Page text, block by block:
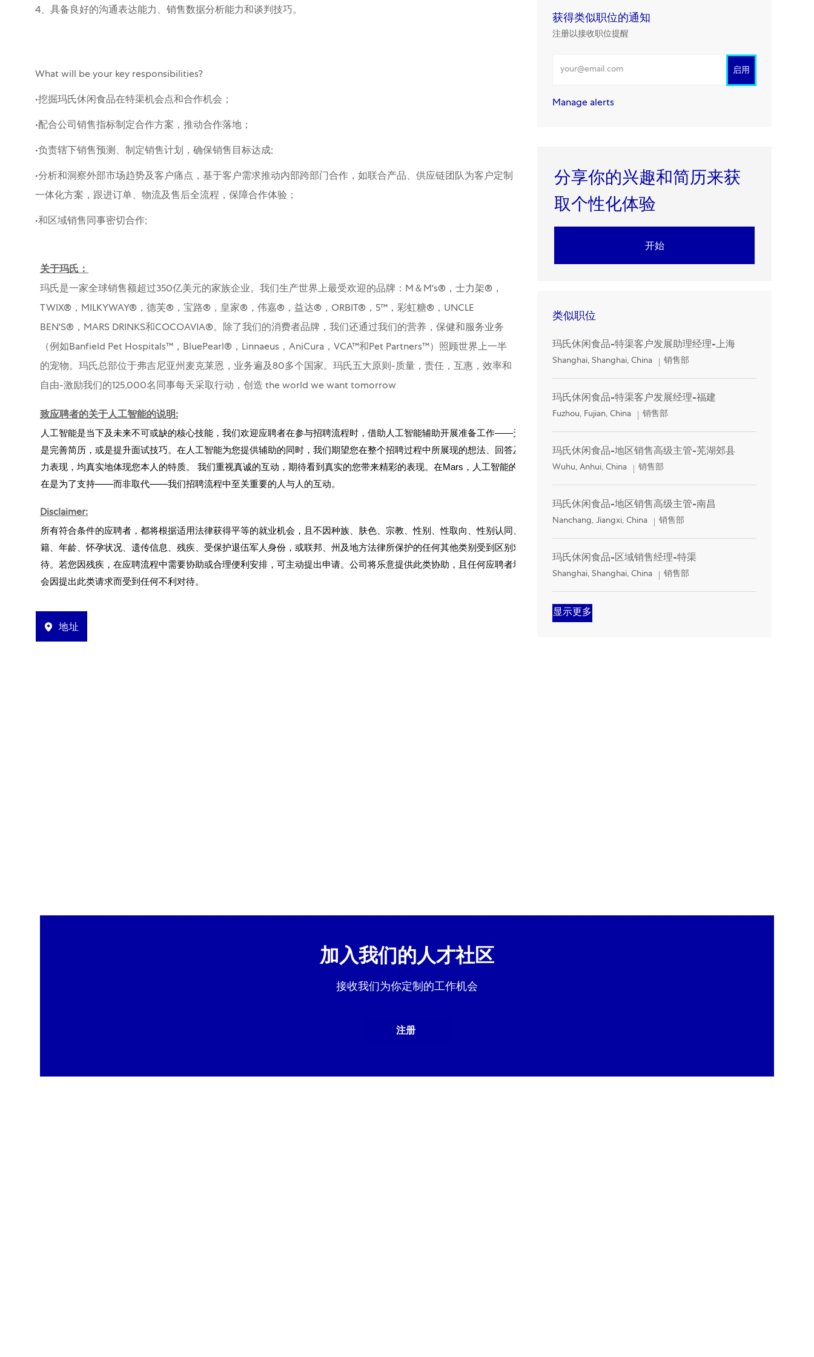
4、具备良好的沟通表达能力、销售数据分析能力和谈判技巧。
What will be your key responsibilities?
•挖掘玛氏休闲食品在特渠机会点和合作机会；
•配合公司销售指标制定合作方案，推动合作落地；
•负责辖下销售预测、制定销售计划，确保销售目标达成;
•分析和洞察外部市场趋势及客户痛点，基于客户需求推动内部跨部门合作，如联合产品、供应链团队为客户定制
一体化方案，跟进订单、物流及售后全流程，保障合作体验；
•和区域销售同事密切合作;
关于玛氏：
玛氏是一家全球销售额超过350亿美元的家族企业。我们生产世界上最受欢迎的品牌：M＆M's®，士力架®，
TWIX®，MILKYWAY®，德芙®，宝路®，皇家®，伟嘉®，益达®，ORBIT®，5™，彩虹糖®，UNCLE
BEN'S®，MARS DRINKS和COCOAVIA®。除了我们的消费者品牌，我们还通过我们的营养，保健和服务业务
（例如Banfield Pet Hospitals™，BluePearl®，Linnaeus，AniCura，VCA™和Pet Partners™）照顾世界上一半
的宠物。玛氏总部位于弗吉尼亚州麦克莱恩，业务遍及80多个国家。玛氏五大原则-质量，责任，互惠，效率和
自由-激励我们的125,000名同事每天采取行动，创造 the world we want tomorrow
致应聘者的关于人工智能的说明:
人工智能是当下及未来不可或缺的核心技能，我们欢迎应聘者在参与招聘流程时，借助人工智能辅助开展准备工作——无论
是完善简历，或是提升面试技巧。在人工智能为您提供辅助的同时，我们期望您在整个招聘过程中所展现的想法、回答及能
力表现，均真实地体现您本人的特质。 我们重视真诚的互动，期待看到真实的您带来精彩的表现。在Mars，人工智能的存
在是为了支持——而非取代——我们招聘流程中至关重要的人与人的互动。
Disclaimer:
所有符合条件的应聘者，都将根据适用法律获得平等的就业机会，且不因种族、肤色、宗教、性别、性取向、性别认同、国
籍、年龄、怀孕状况、遗传信息、残疾、受保护退伍军人身份，或联邦、州及地方法律所保护的任何其他类别受到区别对
待。若您因残疾，在应聘流程中需要协助或合理便利安排，可主动提出申请。公司将乐意提供此类协助，且任何应聘者均不
会因提出此类请求而受到任何不利对待。
地址
获得类似职位的通知
注册以接收职位提醒
启用
Manage alerts
分享你的兴趣和简历来获
取个性化体验​​​​​​​
开始
类似职位
玛氏休闲食品-特渠客户发展助理经理-上海
Location
Shanghai, Shanghai, China Category
销售部
玛氏休闲食品-特渠客户发展经理-福建
Location
Fuzhou, Fujian, China Category
销售部
玛氏休闲食品-地区销售高级主管-芜湖郊县
Location
Wuhu, Anhui, China Category
销售部
玛氏休闲食品-地区销售高级主管-南昌
Location
Nanchang, Jiangxi, China Category
销售部
玛氏休闲食品-区域销售经理-特渠
Location
Shanghai, Shanghai, China Category
销售部
显示更多
加入我们的人才社区
接收我们为你定制的工作机会
注册